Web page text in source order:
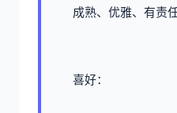
成熟、优雅、有责
喜好：